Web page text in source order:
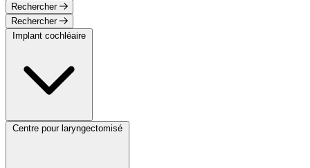
Rechercher
Rechercher
Implant cochléaire
Centre pour laryngectomisé